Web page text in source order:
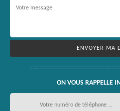
ON VOUS RAPPELLE